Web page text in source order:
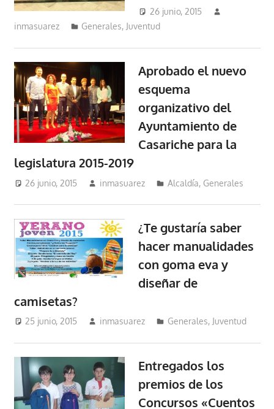
26 junio, 2015
inmasuarez
Generales, Juventud
Aprobado el nuevo
esquema
organizativo del
Ayuntamiento de
Casariche para la
legislatura 2015-2019
26 junio, 2015 inmasuarez Alcaldía, Generales
¿Te gustaría saber
hacer manualidades
con goma eva y
diseñar de
camisetas?
25 junio, 2015 inmasuarez Generales, Juventud
Entregados los
premios de los
Concursos «Cuentos